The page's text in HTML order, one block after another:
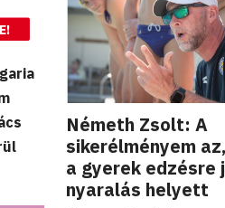
Németh Zsolt: A
sikerélményem
a gyerek edzésre
nyaralás helyett